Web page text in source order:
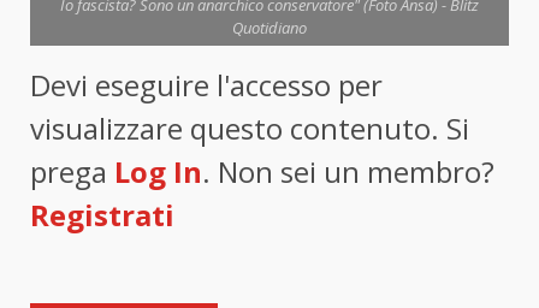
Io fascista? Sono un anarchico conservatore" (Foto Ansa) - Blitz
Quotidiano
Devi eseguire l'accesso per
visualizzare questo contenuto. Si
prega Log In. Non sei un membro?
Registrati